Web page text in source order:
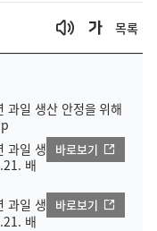
목록
과일 생산 안정을 위해
과일 생
배
바로보기
과일 생
배
바로보기